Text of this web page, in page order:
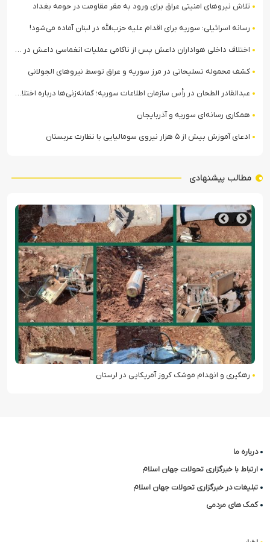
تلاش نیروهای امنیتی عراق برای ورود به مقر مقاومت در حومه بغداد
رسانه اسرائیلی: سوریه برای اقدام علیه حزب‌الله در لبنان آماده می‌شود!
اختلاف داخلی هواداران داعش پس از ناکامی عملیات انغماسی داعش در رقه
کشف محموله تسلیحاتی در مرز سوریه و عراق توسط نیروهای الجولانی
عبدالقادر الطحان در رأس سازمان اطلاعات سوریه؛ گمانه‌زنی‌ها درباره اختلافات در ساختار امنیتی
همکاری رسانه‌ای سوریه و آذربایجان
ادعای آموزش بیش از ۵ هزار نیروی سومالیایی با نظارت عربستان
مطالب پیشنهادی
به وقت تنگه تایوان
درباره ما
ارتباط با خبرگزاری تحولات جهان اسلام
تبلیغات در خبرگزاری تحولات جهان اسلام
کمک های مردمی